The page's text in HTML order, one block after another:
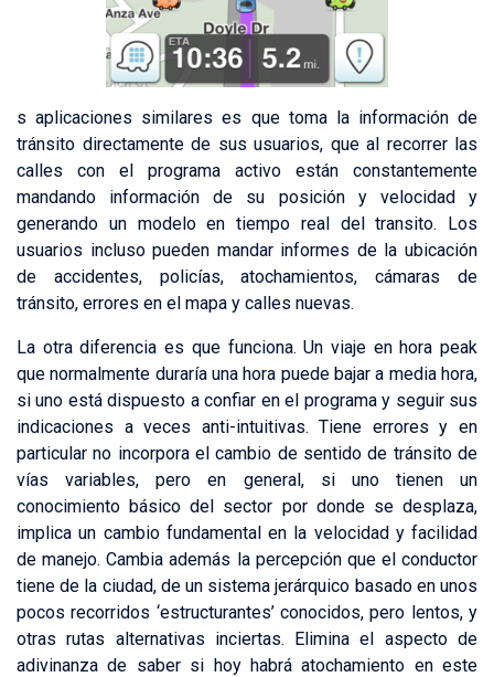
s aplicaciones similares es que toma la información de
tránsito directamente de sus usuarios, que al recorrer las
calles con el programa activo están constantemente
mandando información de su posición y velocidad y
generando un modelo en tiempo real del transito. Los
usuarios incluso pueden mandar informes de la ubicación
de accidentes, policías, atochamientos, cámaras de
tránsito, errores en el mapa y calles nuevas.
La otra diferencia es que funciona. Un viaje en hora peak
que normalmente duraría una hora puede bajar a media hora,
si uno está dispuesto a confiar en el programa y seguir sus
indicaciones a veces anti-intuitivas. Tiene errores y en
particular no incorpora el cambio de sentido de tránsito de
vías variables, pero en general, si uno tienen un
conocimiento básico del sector por donde se desplaza,
implica un cambio fundamental en la velocidad y facilidad
de manejo. Cambia además la percepción que el conductor
tiene de la ciudad, de un sistema jerárquico basado en unos
pocos recorridos ‘estructurantes’ conocidos, pero lentos, y
otras rutas alternativas inciertas. Elimina el aspecto de
adivinanza de saber si hoy habrá atochamiento en este